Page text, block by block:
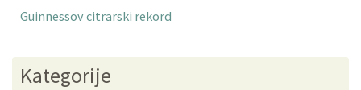
Guinnessov citrarski rekord
Kategorije